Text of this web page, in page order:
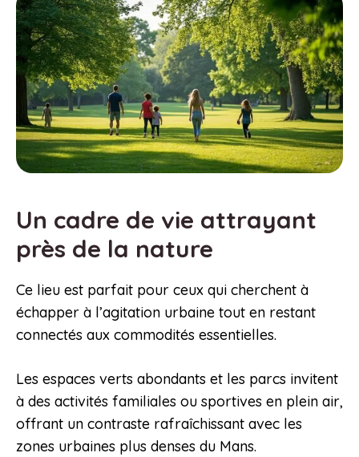
Un cadre de vie attrayant
près de la nature
Ce lieu est parfait pour ceux qui cherchent à
échapper à l’agitation urbaine tout en restant
connectés aux commodités essentielles.
Les espaces verts abondants et les parcs invitent
à des activités familiales ou sportives en plein air,
offrant un contraste rafraîchissant avec les
zones urbaines plus denses du Mans.